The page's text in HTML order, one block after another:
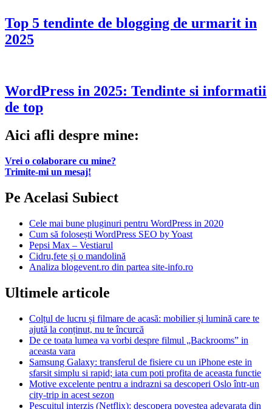
Top 5 tendinte de blogging de urmarit in
2025
WordPress in 2025: Tendinte si informatii
de top
Aici afli despre mine:
Vrei o colaborare cu mine?
Trimite-mi un mesaj!
Pe Acelasi Subiect
Cele mai bune pluginuri pentru WordPress in 2020
Cum să folosești WordPress SEO by Yoast
Pepsi Max – Vestiarul
Cidru,fete și o mandolină
Analiza blogevent.ro din partea site-info.ro
Ultimele articole
Colțul de lucru și filmare de acasă: mobilier și lumină care te
ajută la conținut, nu te încurcă
De ce toata lumea va vorbi despre filmul „Backrooms” in
aceasta vara
Samsung Galaxy: transferul de fisiere cu un iPhone este in
sfarsit simplu si rapid; iata cum poti profita de aceasta functie
Motive excelente pentru a indrazni sa descoperi Oslo într-un
city-trip in acest sezon
Pescuitul interzis (Netflix): descopera povestea adevarata din